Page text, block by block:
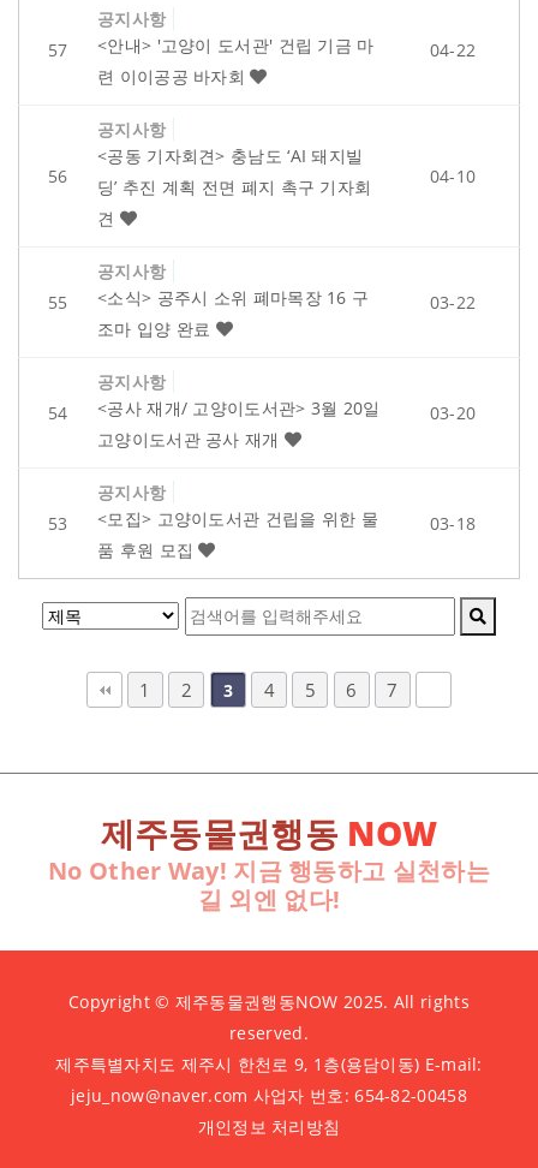
57
공지사항
<안내> '고양이 도서관' 건립 기금 마
련 이이공공 바자회
04-22
56
공지사항
<공동 기자회견> 충남도 ‘AI 돼지빌
딩’ 추진 계획 전면 폐지 촉구 기자회
견
04-10
55
공지사항
<소식> 공주시 소위 폐마목장 16 구
조마 입양 완료
03-22
54
공지사항
<공사 재개/ 고양이도서관> 3월 20일
고양이도서관 공사 재개
03-20
53
공지사항
<모집> 고양이도서관 건립을 위한 물
품 후원 모집
03-18
1 2 3 4 5 6 7
제주동물권행동 NOW
No Other Way! 지금 행동하고 실천하는
길 외엔 없다!
Copyright © 제주동물권행동NOW 2025. All rights
reserved.
제주특별자치도 제주시 한천로 9, 1층(용담이동) E-mail:
jeju_now@naver.com 사업자 번호: 654-82-00458
개인정보 처리방침